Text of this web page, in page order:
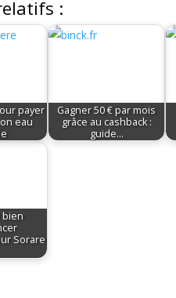
:
payer
eau
Gagner 50 € par mois
grâce au cashback :
guide…
bien
Sorare